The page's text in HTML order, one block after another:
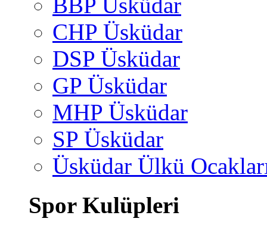
BBP Üsküdar
CHP Üsküdar
DSP Üsküdar
GP Üsküdar
MHP Üsküdar
SP Üsküdar
Üsküdar Ülkü
Spor Kulüpleri